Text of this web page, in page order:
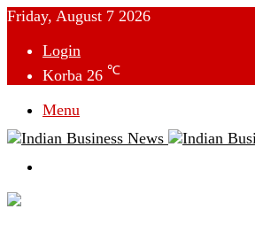
Friday, August 7 2026
Login
Korba 26 ℃
Menu